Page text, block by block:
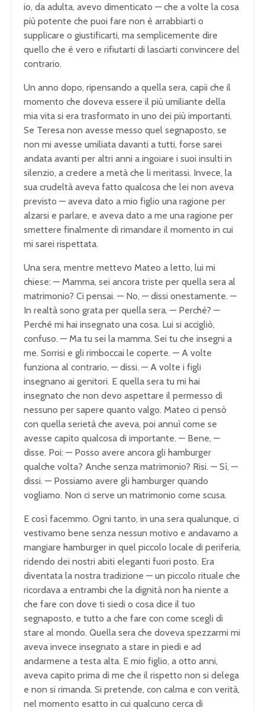
io, da adulta, avevo dimenticato — che a volte la cosa
più potente che puoi fare non è arrabbiarti o
supplicare o giustificarti, ma semplicemente dire
quello che è vero e rifiutarti di lasciarti convincere del
contrario.
Un anno dopo, ripensando a quella sera, capii che il
momento che doveva essere il più umiliante della
mia vita si era trasformato in uno dei più importanti.
Se Teresa non avesse messo quel segnaposto, se
non mi avesse umiliata davanti a tutti, forse sarei
andata avanti per altri anni a ingoiare i suoi insulti in
silenzio, a credere a metà che li meritassi. Invece, la
sua crudeltà aveva fatto qualcosa che lei non aveva
previsto — aveva dato a mio figlio una ragione per
alzarsi e parlare, e aveva dato a me una ragione per
smettere finalmente di rimandare il momento in cui
mi sarei rispettata.
Una sera, mentre mettevo Mateo a letto, lui mi
chiese: — Mamma, sei ancora triste per quella sera al
matrimonio? Ci pensai. — No, — dissi onestamente. —
In realtà sono grata per quella sera. — Perché? —
Perché mi hai insegnato una cosa. Lui si accigliò,
confuso. — Ma tu sei la mamma. Sei tu che insegni a
me. Sorrisi e gli rimboccai le coperte. — A volte
funziona al contrario, — dissi. — A volte i figli
insegnano ai genitori. E quella sera tu mi hai
insegnato che non devo aspettare il permesso di
nessuno per sapere quanto valgo. Mateo ci pensò
con quella serietà che aveva, poi annuì come se
avesse capito qualcosa di importante. — Bene, —
disse. Poi: — Posso avere ancora gli hamburger
qualche volta? Anche senza matrimonio? Risi. — Sì, —
dissi. — Possiamo avere gli hamburger quando
vogliamo. Non ci serve un matrimonio come scusa.
E così facemmo. Ogni tanto, in una sera qualunque, ci
vestivamo bene senza nessun motivo e andavamo a
mangiare hamburger in quel piccolo locale di periferia,
ridendo dei nostri abiti eleganti fuori posto. Era
diventata la nostra tradizione — un piccolo rituale che
ricordava a entrambi che la dignità non ha niente a
che fare con dove ti siedi o cosa dice il tuo
segnaposto, e tutto a che fare con come scegli di
stare al mondo. Quella sera che doveva spezzarmi mi
aveva invece insegnato a stare in piedi e ad
andarmene a testa alta. E mio figlio, a otto anni,
aveva capito prima di me che il rispetto non si delega
e non si rimanda. Si pretende, con calma e con verità,
nel momento esatto in cui qualcuno cerca di